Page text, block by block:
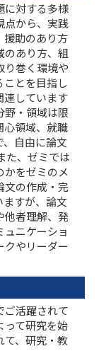
に対する多様
点から、実践
援助のあり方
のあり方、組
り巻く環境や
ことを目指し
連しています
野・領域は限
心領域、就職
、自由に論文
、ゼミでは
かをゼミのメ
文の作成・完
ますが、論文
他者理解、発
ニケーショ
クやリーダー
ご活躍されて
って研究を始
て、研究・教